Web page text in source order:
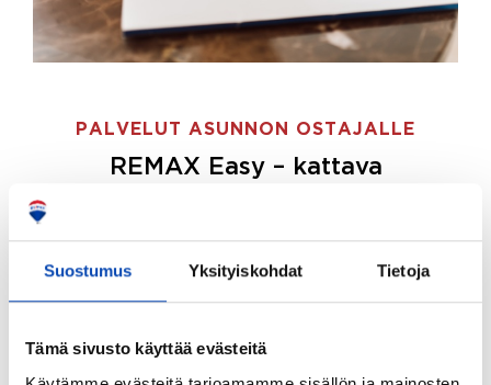
Suostumus Yksityiskohdat Tietoja
Tämä sivusto käyttää evästeitä
PALVELUT ASUNNON OSTAJALLE
REMAX Easy – kattava
ostajille.
Tee ostotoimeksianto ja etsimme juuri